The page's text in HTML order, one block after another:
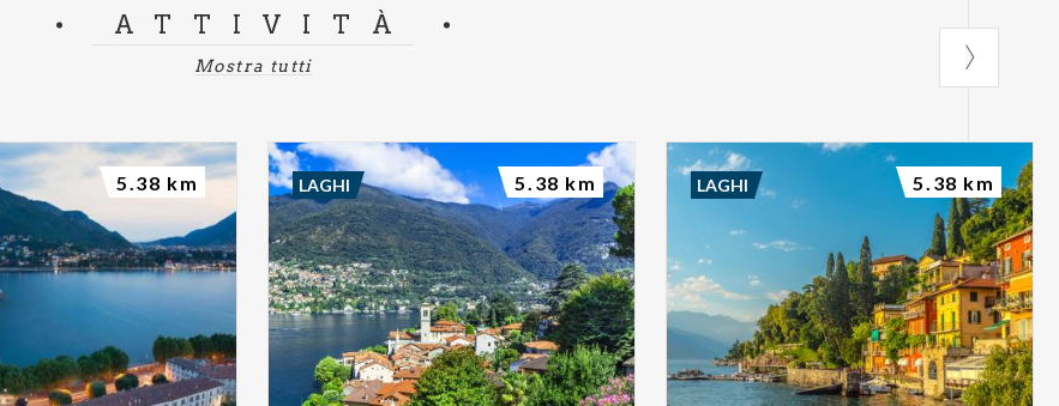
ATTIVITÀ
Mostra tutti
5.38 km LAGHI 5.38 km LAGHI 5.38 km